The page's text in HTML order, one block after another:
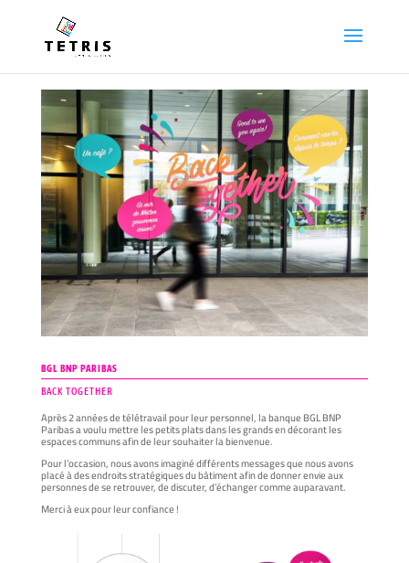
BGL BNP PARIBAS
BACK TOGETHER
Après 2 années de télétravail pour leur personnel, la banque BGL BNP
Paribas a voulu mettre les petits plats dans les grands en décorant les
espaces communs afin de leur souhaiter la bienvenue.
Pour l’occasion, nous avons imaginé différents messages que nous avons
placé à des endroits stratégiques du bâtiment afin de donner envie aux
personnes de se retrouver, de discuter, d’échanger comme auparavant.
Merci à eux pour leur confiance !